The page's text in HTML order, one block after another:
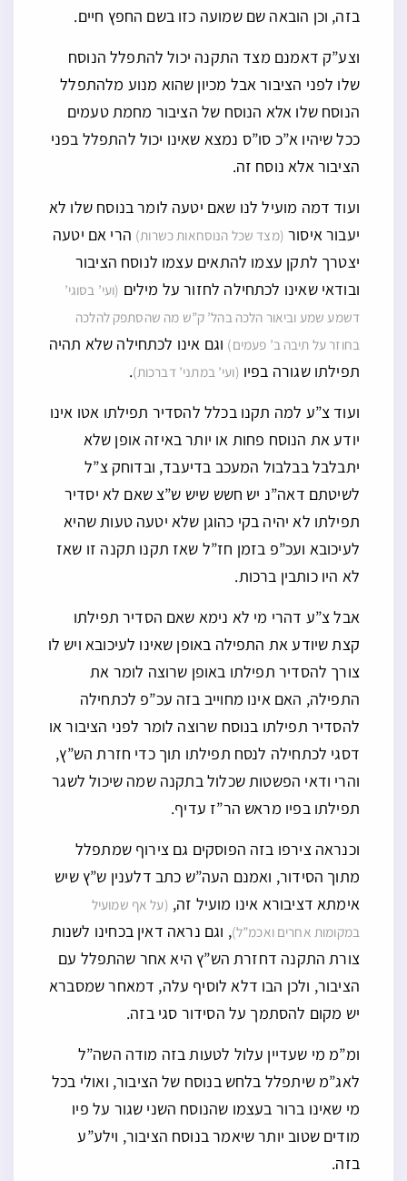
בזה, וכן הובאה שם שמועה כזו בשם החפץ חיים.
וצע”ק דאמנם מצד התקנה יכול להתפלל הנוסח
שלו לפני הציבור אבל מכיון שהוא מנוע מלהתפלל
הנוסח שלו אלא הנוסח של הציבור מחמת טעמים
ככל שיהיו א”כ סו”ס נמצא שאינו יכול להתפלל בפני
הציבור אלא נוסח זה.
ועוד דמה מועיל לנו שאם יטעה לומר בנוסח שלו לא
יעבור איסור (מצד שכל הנוסחאות כשרות) הרי אם יטעה
יצטרך לתקן עצמו להתאים עצמו לנוסח הציבור
ובודאי שאינו לכתחילה לחזור על מילים (ועי’ בסוגי’
דשמע שמע וביאור הלכה בהל’ ק”ש מה שהסתפק להלכה
בחוזר על תיבה ב’ פעמים) וגם אינו לכתחילה שלא תהיה
תפילתו שגורה בפיו (ועי’ במתני’ דברכות).
ועוד צ”ע למה תקנו בכלל להסדיר תפילתו אטו אינו
יודע את הנוסח פחות או יותר באיזה אופן שלא
יתבלבל בבלבול המעכב בדיעבד, ובדוחק צ”ל
לשיטתם דאה”נ יש חשש שיש ש”צ שאם לא יסדיר
תפילתו לא יהיה בקי כהוגן שלא יטעה טעות שהיא
לעיכובא ועכ”פ בזמן חז”ל שאז תקנו תקנה זו שאז
לא היו כותבין ברכות.
אבל צ”ע דהרי מי לא נימא שאם הסדיר תפילתו
קצת שיודע את התפילה באופן שאינו לעיכובא ויש לו
צורך להסדיר תפילתו באופן שרוצה לומר את
התפילה, האם אינו מחוייב בזה עכ”פ לכתחילה
להסדיר תפילתו בנוסח שרוצה לומר לפני הציבור או
דסגי לכתחילה לנסח תפילתו תוך כדי חזרת הש”ץ,
והרי ודאי הפשטות שכלול בתקנה שמה שיכול לשגר
תפילתו בפיו מראש הר”ז עדיף.
וכנראה צירפו בזה הפוסקים גם צירוף שמתפלל
מתוך הסידור, ואמנם העה”ש כתב דלענין ש”ץ שיש
אימתא דציבורא אינו מועיל זה, (על אף שמועיל
במקומות אחרים ואכמ”ל), וגם נראה דאין בכחינו לשנות
צורת התקנה דחזרת הש”ץ היא אחר שהתפלל עם
הציבור, ולכן הבו דלא לוסיף עלה, דמאחר שמסברא
יש מקום להסתמך על הסידור סגי בזה.
ומ”מ מי שעדיין עלול לטעות בזה מודה השה”ל
לאג”מ שיתפלל בלחש בנוסח של הציבור, ואולי בכל
מי שאינו ברור בעצמו שהנוסח השני שגור על פיו
מודים שטוב יותר שיאמר בנוסח הציבור, וילע”ע
בזה.